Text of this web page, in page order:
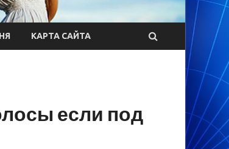
КАРТА САЙТА
если под